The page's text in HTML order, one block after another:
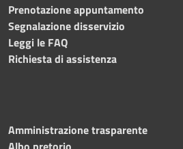
Prenotazione appuntamento
Segnalazione disservizio
Leggi le FAQ
Richiesta di assistenza
Amministrazione trasparente